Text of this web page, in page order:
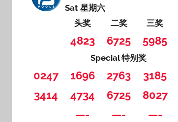
Sat 星期六
头奖
二奖 三奖
4823 6725 5985
Special 特别奖
0247 1696 2763 3185
3414
4734 6725 8027
—-
—- —-